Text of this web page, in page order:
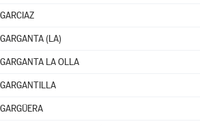
GARCIAZ
GARGANTA (LA)
GARGANTA LA OLLA
GARGANTILLA
GARGÜERA